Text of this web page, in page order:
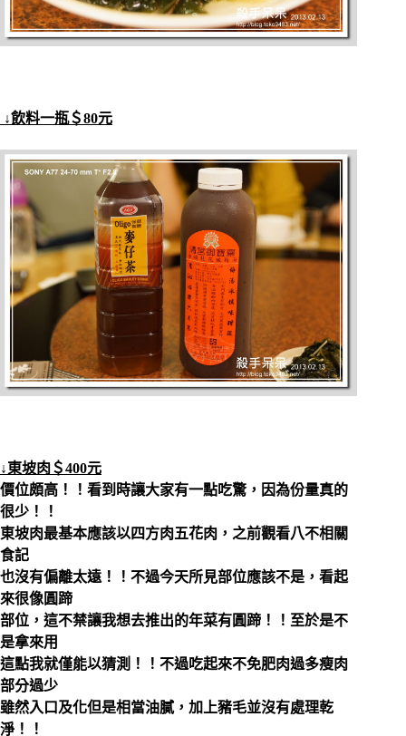
↓飲料一瓶＄80元
↓東坡肉＄400元
價位頗高！！看到時讓大家有一點吃驚，因為份量真的
很少！！
東坡肉最基本應該以四方肉五花肉，之前觀看八不相關
食記
也沒有偏離太遠！！不過今天所見部位應該不是，看起
來很像圓蹄
部位，這不禁讓我想去推出的年菜有圓蹄！！至於是不
是拿來用
這點我就僅能以猜測！！不過吃起來不免肥肉過多瘦肉
部分過少
雖然入口及化但是相當油膩，加上豬毛並沒有處理乾
淨！！